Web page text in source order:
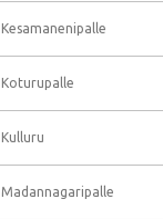
Kesamanenipalle
Koturupalle
Kulluru
Madannagaripalle